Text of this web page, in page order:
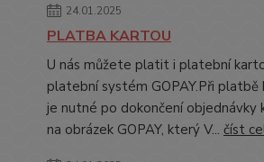
24.01.2025
PLATBA KARTOU
U nás můžete platit i platební
platební systém GOPAY.Při platbě
je nutné po dokončení objednávky
na obrázek GOPAY, který V... číst